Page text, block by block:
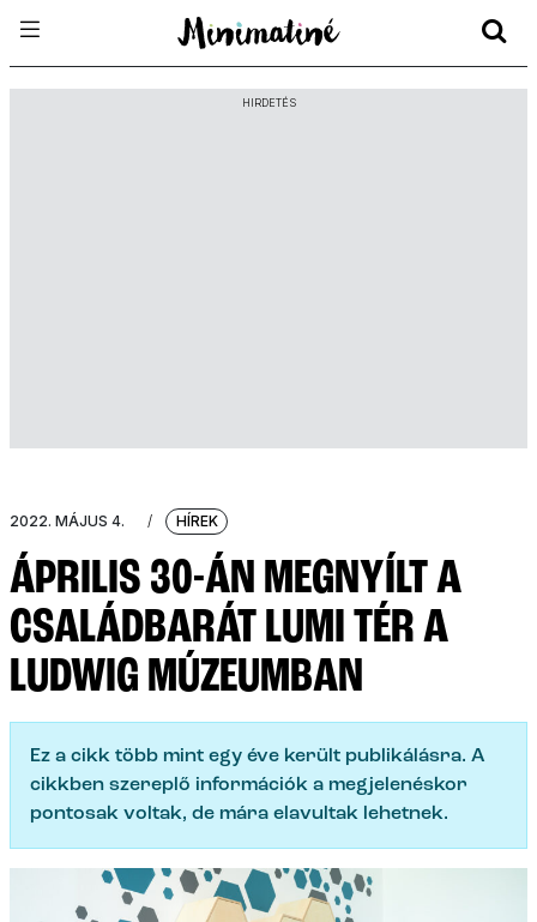
HIRDETÉS
2022. MÁJUS 4. / HÍREK
ÁPRILIS 30-ÁN MEGNYÍLT A
CSALÁDBARÁT LUMI TÉR A
LUDWIG MÚZEUMBAN
Ez a cikk több mint egy éve került publikálásra. A
cikkben szereplő információk a megjelenéskor
pontosak voltak, de mára elavultak lehetnek.